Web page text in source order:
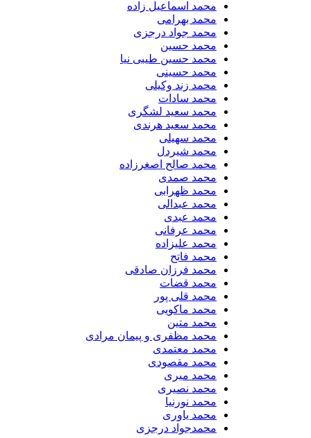
محمد اسماعیل زاده
محمد بهرامی
محمد جواد درجزی
محمد حسین
محمد حسین طیبی نیا
محمد حسینی
محمد زند وکیلی
محمد سادات
محمد سعید لشگری
محمد سعید هرندی
محمد سهیلی
​محمد شیردل
محمد صالح اصغرزاده
محمد صمدی
محمد ظهرابی
محمد عبدالی
محمد عبدی
محمد عرفانی
محمد علیزاده
محمد فاتح
محمد فرزان صادقی
محمد قضات
محمد قلی پور
محمد ماکویی
محمد متین
محمد مظفری و پیمان مرادی
محمد معتمدی
محمد مقصودی
محمد میری
محمد نصیری
محمد نورنیا
محمد یاوری
محمدجواد درجزی